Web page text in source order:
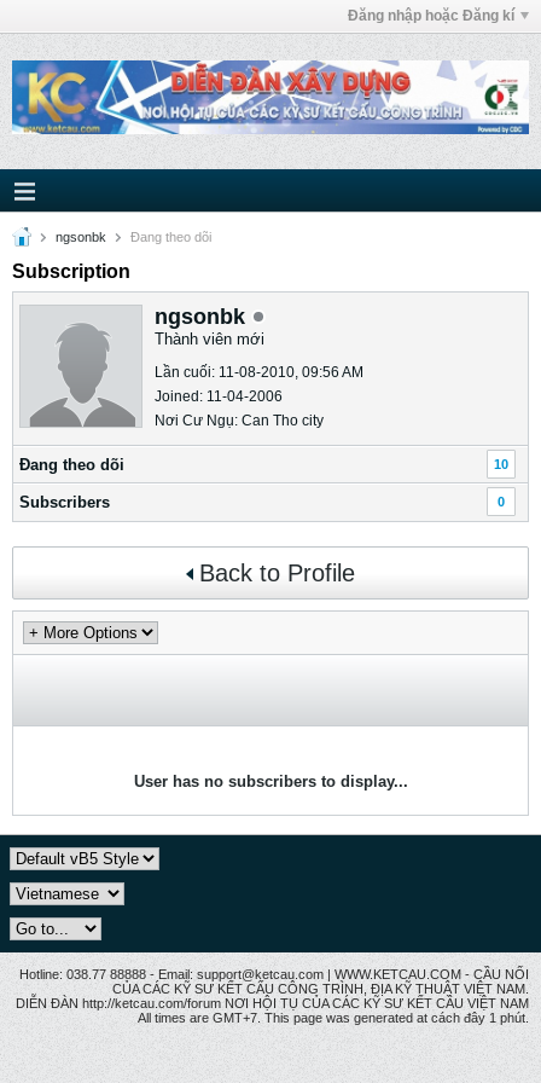
Đăng nhập hoặc Đăng kí
ngsonbk Ðang theo dõi
Subscription
ngsonbk
Thành viên mới
Lần cuối: 11-08-2010, 09:56 AM
Joined: 11-04-2006
Nơi Cư Ngụ: Can Tho city
Ðang theo dõi 10
Subscribers 0
Back to Profile
User has no subscribers to display...
Hotline: 038.77 88888 - Email: support@ketcau.com | WWW.KETCAU.COM - CẦU NỐI
CỦA CÁC KỸ SƯ KẾT CẤU CÔNG TRÌNH, ĐỊA KỸ THUẬT VIỆT NAM.
DIỄN ĐÀN http://ketcau.com/forum NƠI HỘI TỤ CỦA CÁC KỸ SƯ KẾT CÂU VIỆT NAM
All times are GMT+7. This page was generated at cách đây 1 phút.